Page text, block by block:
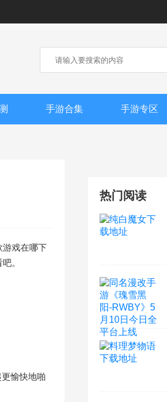
手游合集 手游专区
游戏在哪下
。
愉快地啪
热门阅读